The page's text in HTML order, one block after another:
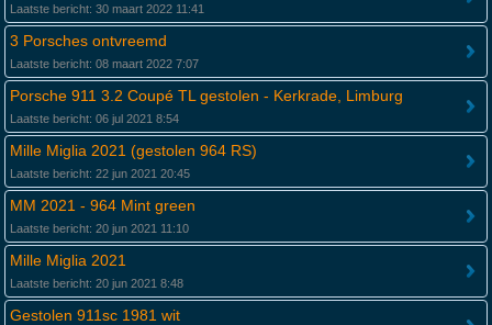
Laatste bericht: 30 maart 2022 11:41
3 Porsches ontvreemd
Laatste bericht: 08 maart 2022 7:07
Porsche 911 3.2 Coupé TL gestolen - Kerkrade, Limburg
Laatste bericht: 06 jul 2021 8:54
Mille Miglia 2021 (gestolen 964 RS)
Laatste bericht: 22 jun 2021 20:45
MM 2021 - 964 Mint green
Laatste bericht: 20 jun 2021 11:10
Mille Miglia 2021
Laatste bericht: 20 jun 2021 8:48
Gestolen 911sc 1981 wit